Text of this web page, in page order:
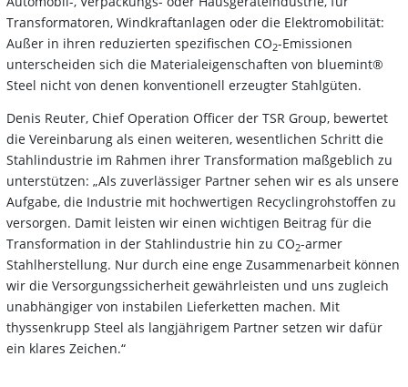
Transformatoren, Windkraftanlagen oder die Elektromobilität:
Außer in ihren reduzierten spezifischen CO2-Emissionen
unterscheiden sich die Materialeigenschaften von bluemint®
Steel nicht von denen konventionell erzeugter Stahlgüten.
Denis Reuter, Chief Operation Officer der TSR Group, bewertet
die Vereinbarung als einen weiteren, wesentlichen Schritt die
Stahlindustrie im Rahmen ihrer Transformation maßgeblich zu
unterstützen: „Als zuverlässiger Partner sehen wir es als unsere
Aufgabe, die Industrie mit hochwertigen Recyclingrohstoffen zu
versorgen. Damit leisten wir einen wichtigen Beitrag für die
Transformation in der Stahlindustrie hin zu CO2-armer
Stahlherstellung. Nur durch eine enge Zusammenarbeit können
wir die Versorgungssicherheit gewährleisten und uns zugleich
unabhängiger von instabilen Lieferketten machen. Mit
thyssenkrupp Steel als langjährigem Partner setzen wir dafür
ein klares Zeichen.“